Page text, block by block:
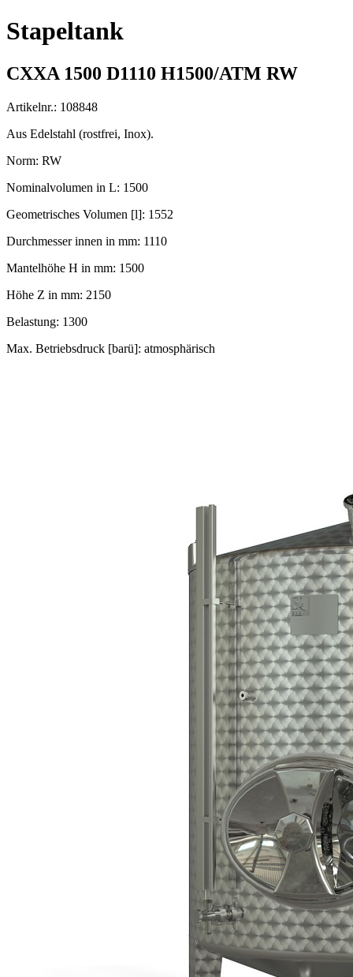
Stapeltank
CXXA 1500 D1110 H1500/ATM RW
Artikelnr.: 108848
Aus Edelstahl (rostfrei, Inox).
Norm: RW
Nominalvolumen in L: 1500
Geometrisches Volumen [l]: 1552
Durchmesser innen in mm: 1110
Mantelhöhe H in mm: 1500
Höhe Z in mm: 2150
Belastung: 1300
Max. Betriebsdruck [barü]: atmosphärisch